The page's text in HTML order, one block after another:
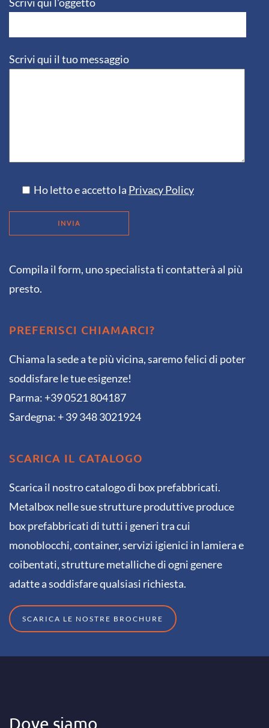
Scrivi qui il tuo messaggio
Ho letto e accetto la Privacy Policy
Compila il form, uno specialista ti contatterà al più
presto.
PREFERISCI CHIAMARCI?
Chiama la sede a te più vicina, saremo felici di poter
soddisfare le tue esigenze!
Parma: +39 0521 804187
Sardegna: + 39 348 3021924
SCARICA IL CATALOGO
Scarica il nostro catalogo di box prefabbricati.
Metalbox nelle sue strutture produttive produce
box prefabbricati di tutti i generi tra cui
monoblocchi, container, servizi igienici in lamiera e
coibentati, strutture metalliche di ogni genere
adatte a soddisfare qualsiasi richiesta.
SCARICA LE NOSTRE BROCHURE
Dove siamo